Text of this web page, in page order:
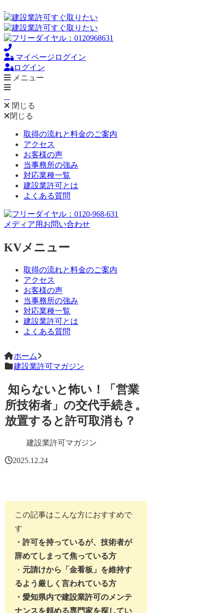
マイページログイン
ログイン
メニュー
閉じる
閉じる
取得の流れと料金のご案内
アクセス
お客様の声
当事務所の強み
対応業種一覧
建設業許可とは
よくある質問
メディア用お問い合わせ
KVメニュー
取得の流れと料金のご案内
アクセス
お客様の声
当事務所の強み
対応業種一覧
建設業許可とは
よくある質問
ホーム
建設業許可マガジン
知らないと怖い！「営業
所技術者」の交代手続き。
放置すると許可取消も？
建設業許可マガジン
2025.12.24
この記事はこんな方におすすめで
す
・許可を持っているが、技術者が
辞めてしまって焦っている方
・ 元請けから「金看板」を維持す
るよう厳しく言われている方
・愛知県内で建設業許可のメンテ
ナンスを頼める専門家を探してい